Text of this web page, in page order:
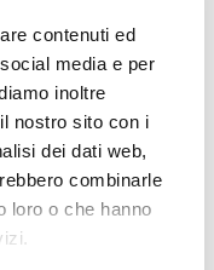
contenuti ed
media e per
inoltre
nostro sito con i
dei dati web,
combinarle
loro o che hanno